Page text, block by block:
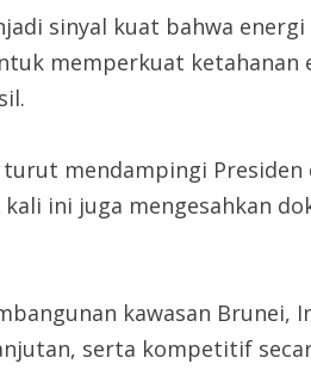
sinyal kuat bahwa
memperkuat ketahanan
turut mendampingi
ini juga mengesahkan
kawasan Brunei,
serta kompetitif